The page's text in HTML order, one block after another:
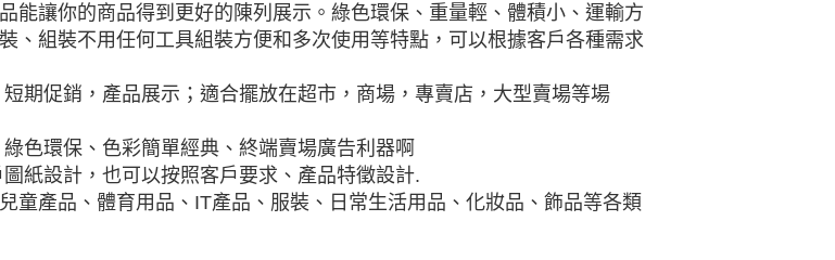
能讓你的商品得到更好的陳列展示。綠色環保、重量輕、體積小、運輸方
、組裝不用任何工具組裝方便和多次使用等特點，可以根據客戶各種需求
期促銷，產品展示；適合擺放在超市，商場，專賣店，大型賣場等場
色環保、色彩簡單經典、終端賣場廣告利器啊
紙設計，也可以按照客戶要求、產品特徵設計.
童產品、體育用品、IT產品、服裝、日常生活用品、化妝品、飾品等各類